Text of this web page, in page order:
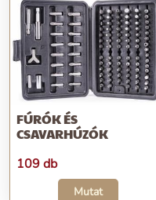
FÚRÓK ÉS
CSAVARHÚZÓK
109 db
Mutat